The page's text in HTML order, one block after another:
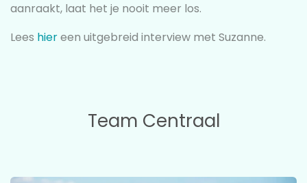
aanraakt, laat het je nooit meer los.
Lees hiereen uitgebreid interview met Suzanne.
Team Centraal